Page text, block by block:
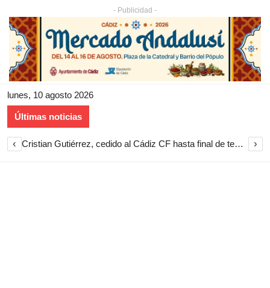
- Publicidad -
lunes, 10 agosto 2026
Últimas noticias
‹ Cristian Gutiérrez, cedido al Cádiz CF hasta final de temporada ›